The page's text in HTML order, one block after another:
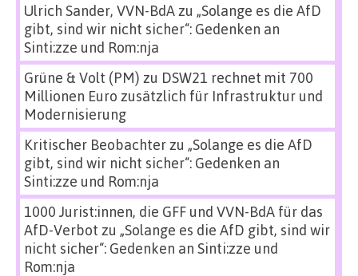
Ulrich Sander, VVN-BdAzu „Solange es die AfD
gibt, sind wir nicht sicher“: Gedenken an
Sinti:zze und Rom:nja
Grüne & Volt (PM) zu DSW21 rechnet mit 700
Millionen Euro zusätzlich für Infrastruktur und
Modernisierung
Kritischer Beobachterzu „Solange es die AfD
gibt, sind wir nicht sicher“: Gedenken an
Sinti:zze und Rom:nja
1000 Jurist:innen, die GFF und VVN-BdA für das
AfD-Verbot zu „Solange es die AfD gibt, sind wir
nicht sicher“: Gedenken an Sinti:zze und
Rom:nja